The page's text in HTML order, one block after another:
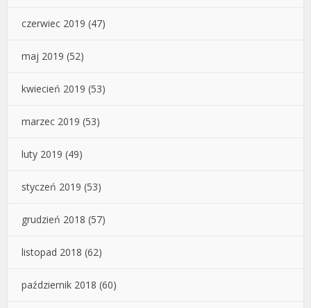
czerwiec 2019 (47)
maj 2019 (52)
kwiecień 2019 (53)
marzec 2019 (53)
luty 2019 (49)
styczeń 2019 (53)
grudzień 2018 (57)
listopad 2018 (62)
październik 2018 (60)